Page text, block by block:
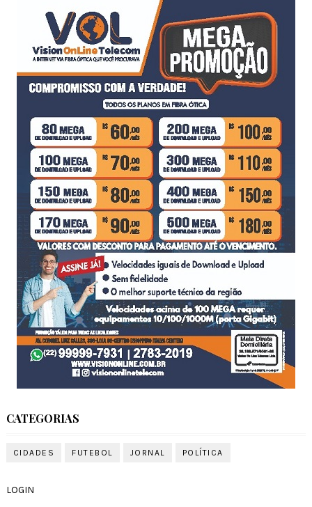
CATEGORIAS
CIDADES FUTEBOL JORNAL POLÍTICA
LOGIN